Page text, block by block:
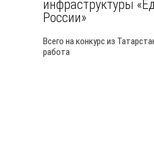
инфраструктуры
России»
Всего на конкурс из
работа